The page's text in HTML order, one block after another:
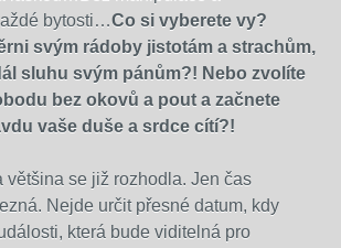
bytosti…Co si vyberete vy?
svým rádoby jistotám a strachům,
sluhu svým pánům?! Nebo zvolíte
bez okovů a pout a začnete
vaše duše a srdce cítí?!
většina se již rozhodla. Jen čas
Nejde určit přesné datum, kdy
která bude viditelná pro